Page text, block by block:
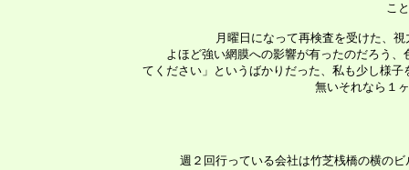
こ
月曜日になって再検査を受けた、
よほど強い網膜への影響が有ったのだろう
てください」というばかりだった、私も少し様
無いそれなら１
週２回行っている会社は竹芝桟橋の横の